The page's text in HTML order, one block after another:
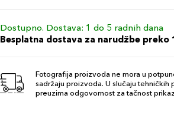
Dostupno. Dostava: 1 do 5 radnih dana
Besplatna dostava za narudžbe preko
Fotografija proizvoda ne mora u
sadržaju proizvoda. U slučaju tehničkih
preuzima odgovornost za tačnost